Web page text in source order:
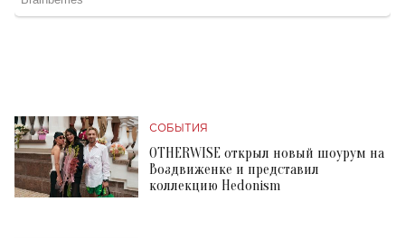
СОБЫТИЯ
OTHERWISE открыл новый шоурум на
Воздвиженке и представил
коллекцию Hedonism